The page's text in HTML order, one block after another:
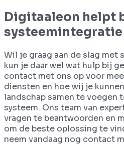
Digitaaleon helpt
systeemintegratie
Wil je graag aan de slag met
kun je daar wel wat hulp bij
contact met ons op voor
diensten en hoe wij je
landschap samen te voegen
systeem. Ons team van
vragen te beantwoorden en
om de beste oplossing te
neem vandaag nog contact